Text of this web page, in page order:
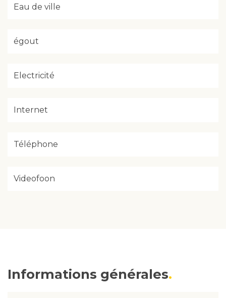
Eau de ville
égout
Electricité
Internet
Téléphone
Videofoon
Informations générales